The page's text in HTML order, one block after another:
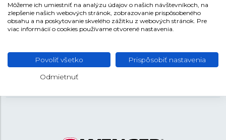
REMIENOK
FARBA REMIENKA Čierna
Môžeme ich umiestniť na analýzu údajov o našich návštevníkoch, na
zlepšenie našich webových stránok, zobrazovanie prispôsobeného
obsahu a na poskytovanie skvelého zážitku z webových stránok. Pre
viac informácií o cookies používame otvorené nastavenia.
Povoliť všetko Prispôsobiť nastavenia
Odmietnuť